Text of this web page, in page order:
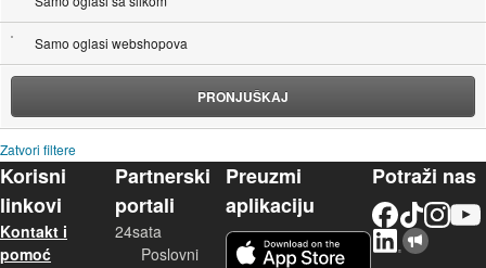
Samo oglasi webshopova
PRONJUŠKAJ
Zatvori filtere
Korisni
linkovi
Kontakt i
pomoć
Partnerski
portali
24sata
Poslovni
Preuzmi
aplikaciju
Potraži nas